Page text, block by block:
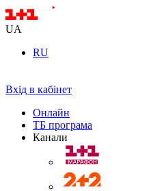
UA
RU
Вхід в кабінет
Онлайн
ТБ програма
Канали